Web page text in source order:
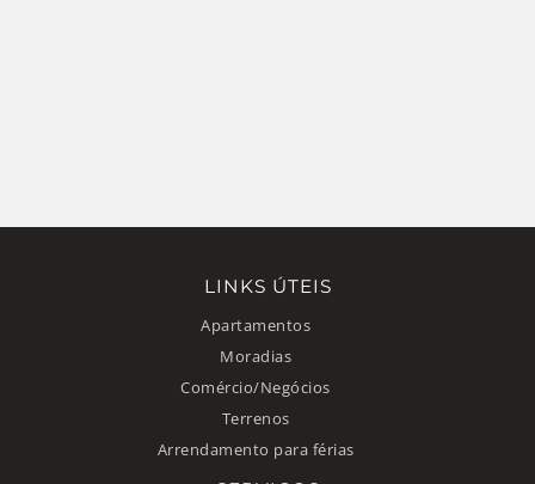
LINKS ÚTEIS
Apartamentos
Moradias
Comércio/Negócios
Terrenos
Arrendamento para férias